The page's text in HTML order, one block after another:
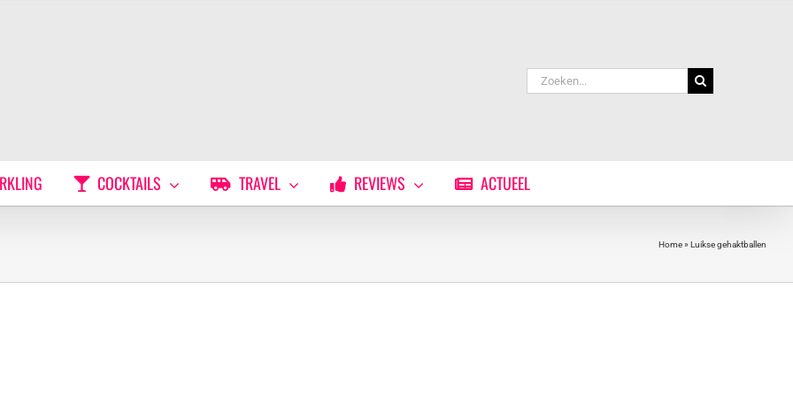
Zoeken
naar:
COCKTAILS TRAVEL REVIEWS ACTUEEL
Home» Luikse gehaktballen